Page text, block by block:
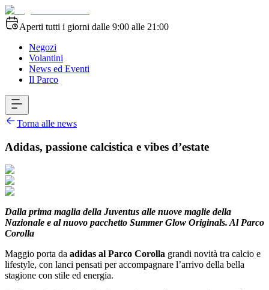
Aperti tutti i giorni dalle 9:00 alle 21:00
Negozi
Volantini
News ed Eventi
Il Parco
Torna alle news
Adidas, passione calcistica e vibes d’estate
Dalla prima maglia della Juventus alle nuove maglie della
Nazionale e al nuovo pacchetto Summer Glow Originals. Al Parco
Corolla
Maggio porta da adidas al Parco Corolla grandi novità tra calcio e
lifestyle, con lanci pensati per accompagnare l’arrivo della bella
stagione con stile ed energia.